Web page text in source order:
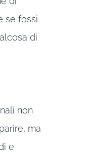
se fossi
di
non
ma
e